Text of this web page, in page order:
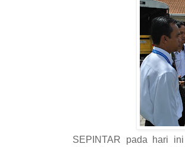
SEPINTAR pada hari